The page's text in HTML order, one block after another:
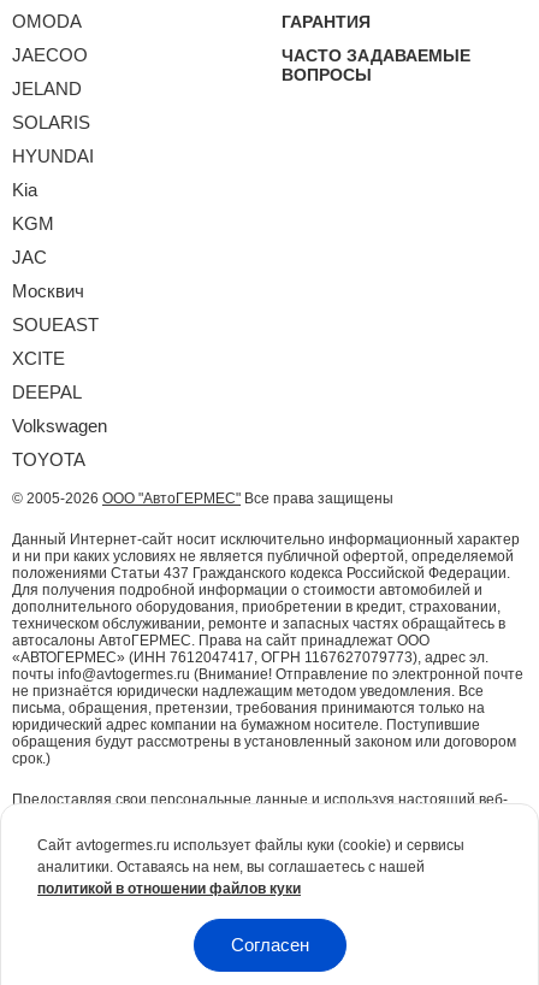
OMODA
JAECOO
JELAND
SOLARIS
HYUNDAI
Kia
KGM
JAC
Москвич
SOUEAST
XCITE
DEEPAL
Volkswagen
TOYOTA
ГАРАНТИЯ
ЧАСТО ЗАДАВАЕМЫЕ
ВОПРОСЫ
© 2005-2026 ООО "АвтоГЕРМЕС" Все права защищены
Данный Интернет-сайт носит исключительно информационный характер
и ни при каких условиях не является публичной офертой, определяемой
положениями Статьи 437 Гражданского кодекса Российской Федерации.
Для получения подробной информации о стоимости автомобилей и
дополнительного оборудования, приобретении в кредит, страховании,
техническом обслуживании, ремонте и запасных частях обращайтесь в
автосалоны АвтоГЕРМЕС. Права на сайт принадлежат ООО
«АВТОГЕРМЕС» (ИНН 7612047417, ОГРН 1167627079773), адрес эл.
почты info@avtogermes.ru (Внимание! Отправление по электронной почте
не признаётся юридически надлежащим методом уведомления. Все
письма, обращения, претензии, требования принимаются только на
юридический адрес компании на бумажном носителе. Поступившие
обращения будут рассмотрены в установленный законом или договором
срок.)
Предоставляя свои персональные данные и используя настоящий веб-
Для повышения удобства работы с сайтом и обеспечения его корректной
работы компания АвтоГЕРМЕСиспользует файлы куки (cookie)
идентифицируют Ваши личные данные. Вся информация является сугубо
конфиденциальной. При необходимости Вы можете отключить куки с
помощью настроек браузера.
Сайт avtogermes.ru использует файлы куки (cookie) и сервисы
аналитики. Оставаясь на нем, вы соглашаетесь с нашей
политикой в отношении файлов куки
Согласен